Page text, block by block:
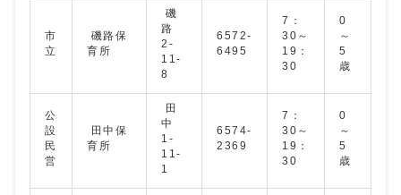
市
立
磯路保
育所
磯
路
2-
11-
8
6572-
6495
7：
30～
19：
30
0
～
5
歳
公
設
民
営
田中保
育所
田
中
1-
11-
1
6574-
2369
7：
30～
19：
30
0
～
5
歳